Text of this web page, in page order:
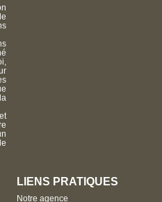
LIENS PRATIQUES
Notre agence